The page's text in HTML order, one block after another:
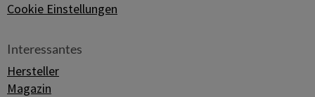
Cookie Einstellungen
Interessantes
Hersteller
Magazin